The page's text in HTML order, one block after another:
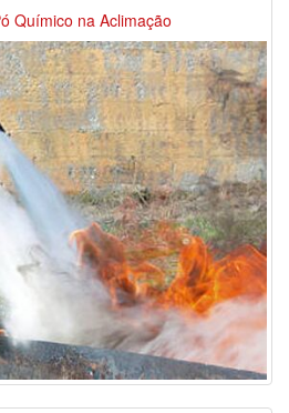
Químico na Aclimação